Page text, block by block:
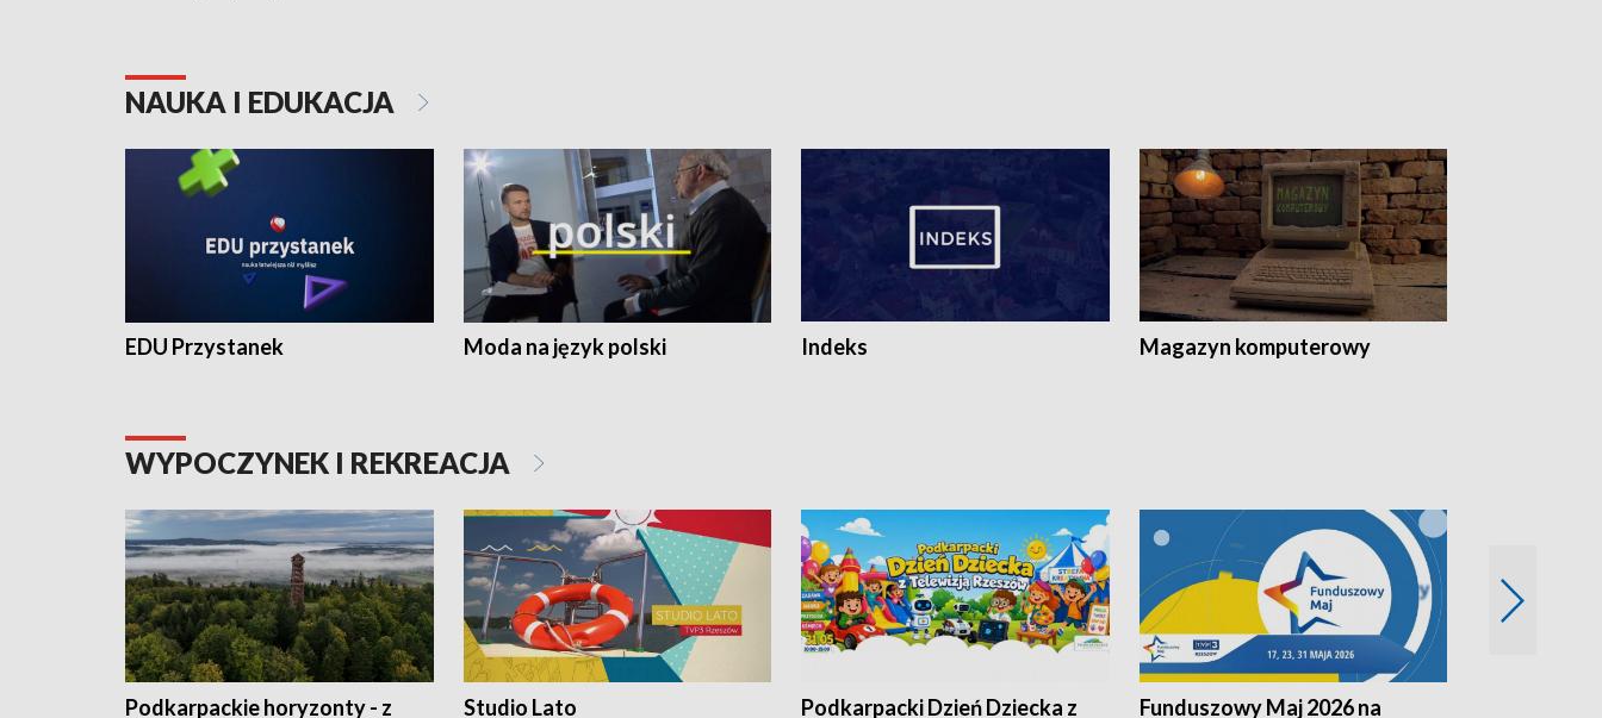
NAUKA I EDUKACJA
EDU Przystanek Moda na język polski Indeks Magazyn komputerowy
WYPOCZYNEK I REKREACJA
Podkarpackie horyzonty - z Studio Lato Podkarpacki Dzień Dziecka z Funduszowy Maj 2026 na